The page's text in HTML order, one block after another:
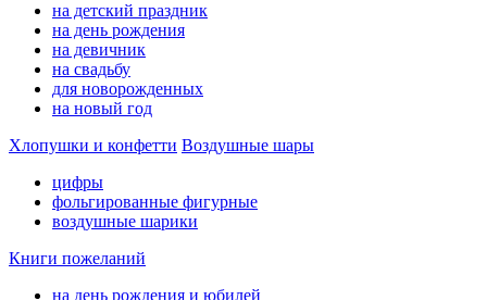
на детский праздник
на день рождения
на девичник
на свадьбу
для новорожденных
на новый год
Хлопушки и конфетти Воздушные шары
цифры
фольгированные фигурные
воздушные шарики
Книги пожеланий
на день рождения и юбилей